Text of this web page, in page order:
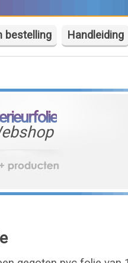
bestelling Handleiding